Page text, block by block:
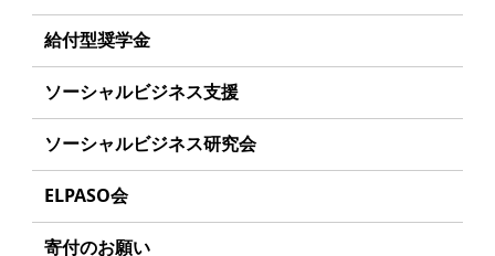
丸和育志会の目指す未来
学生のみなさんへ
起業を考えているみなさんへ
応援したいみなさんへ
理念
組織
年間スケジュール
定款
給付型奨学金
事業方針
給付型奨学金とは
ソーシャルビジネス支援
事業方針
ソーシャルビジネスとは
ソーシャルビジネス研究会
研究会のねらい
研究会一覧
ELPASO会
ELPASO会とは
寄付のお願い